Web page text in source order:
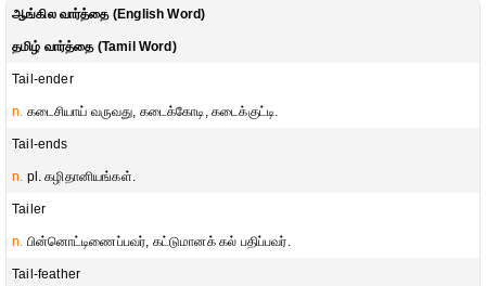
ஆங்கில வார்த்தை (English Word)
தமிழ் வார்த்தை (Tamil Word)
Tail-ender
n. கடைசியாய் வருவது, கடைக்கோடி, கடைக்குட்டி.
Tail-ends
n. pl. கழிதானியங்கள்.
Tailer
n. பின்னொட்டிணைப்பவர், கட்டுமானக் கல் பதிப்பவர்.
Tail-feather